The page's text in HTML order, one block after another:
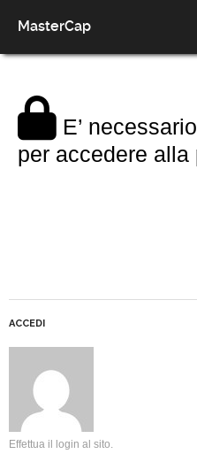
MasterCap
E’
per accedere alla
ACCEDI
Effettua il login al sito.